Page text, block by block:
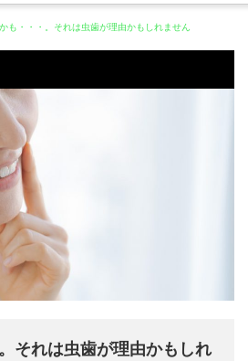
も・・・。それは虫歯が理由かもしれません
それは虫歯が理由かもしれ